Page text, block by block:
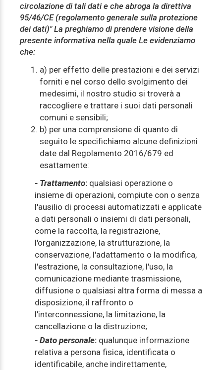
circolazione di tali dati e che abroga la direttiva
95/46/CE (regolamento generale sulla protezione
dei dati)" La preghiamo di prendere visione della
presente informativa nella quale Le evidenziamo
che:
a) per effetto delle prestazioni e dei servizi
forniti e nel corso dello svolgimento dei
medesimi, il nostro studio si troverà a
raccogliere e trattare i suoi dati personali
comuni e sensibili;
b) per una comprensione di quanto di
seguito le specifichiamo alcune definizioni
date dal Regolamento 2016/679 ed
esattamente:
- Trattamento: qualsiasi operazione o
insieme di operazioni, compiute con o senza
l'ausilio di processi automatizzati e applicate
a dati personali o insiemi di dati personali,
come la raccolta, la registrazione,
l'organizzazione, la strutturazione, la
conservazione, l'adattamento o la modifica,
l'estrazione, la consultazione, l'uso, la
comunicazione mediante trasmissione,
diffusione o qualsiasi altra forma di messa a
disposizione, il raffronto o
l'interconnessione, la limitazione, la
cancellazione o la distruzione;
- Dato personale: qualunque informazione
relativa a persona fisica, identificata o
identificabile, anche indirettamente,